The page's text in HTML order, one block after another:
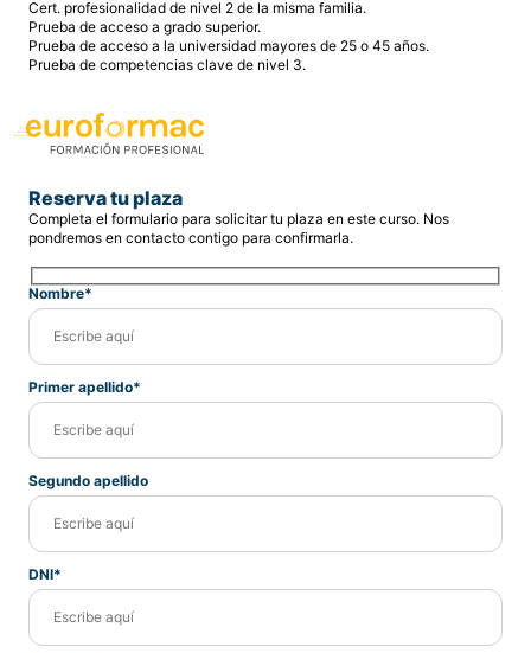
Cert. profesionalidad de nivel 2 de la misma familia.
Prueba de acceso a grado superior.
Prueba de acceso a la universidad mayores de 25 o 45 años.
Prueba de competencias clave de nivel 3.
Reserva tu plaza
Completa el formulario para solicitar tu plaza en este curso. Nos
pondremos en contacto contigo para confirmarla.
Nombre*
Primer apellido*
Segundo apellido
DNI*